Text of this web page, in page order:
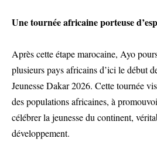
Une tournée africaine porteuse
Après cette étape marocaine, Ayo
plusieurs pays africains d’ici le début
Jeunesse Dakar 2026. Cette tournée
des populations africaines, à
célébrer la jeunesse du continent,
développement.